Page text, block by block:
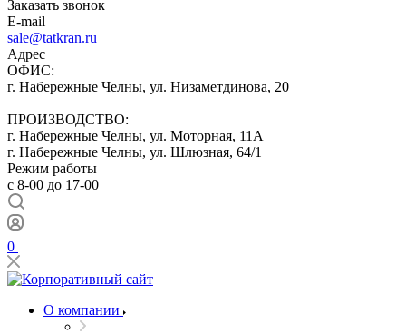
Заказать звонок
E-mail
sale@tatkran.ru
Адрес
ОФИС:
г. Набережные Челны, ул. Низаметдинова, 20
ПРОИЗВОДСТВО:
г. Набережные Челны, ул. Моторная, 11А
г. Набережные Челны, ул. Шлюзная, 64/1
Режим работы
с 8-00 до 17-00
0
О компании